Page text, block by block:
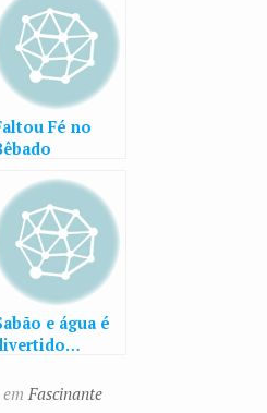
Fé no
e água é
emFascinante